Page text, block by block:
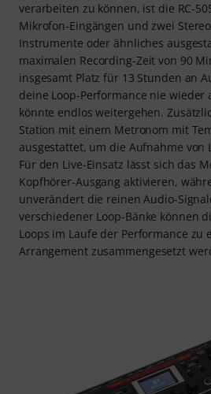
verarbeiten zu können, ist die RC-
Mikrofon-Eingängen und zwei
Instrumente oder ähnliches
maximalen Recording-Zeit von 90
insgesamt Platz für 13 Stunden an
deine Loop-Performance nie wieder
könnte endlos weitergehen.
Station mit einem Metronom mit
ausgestattet, um die Aufnahme von
Für den Live-Einsatz lässt sich das
Kopfhörer-Ausgang aktivieren,
unverändert die reinen Audio-
verschiedener Loop-Bänke können
Loops im Laufe der Performance zu
Arrangement zusammengesetzt